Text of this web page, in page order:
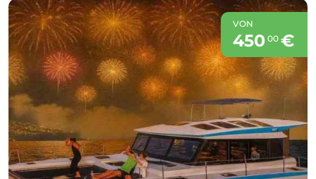
VON
450 00€